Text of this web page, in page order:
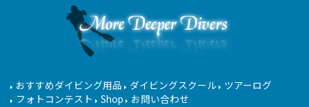
おすすめダイビング用品 ダイビングスクール ツアーログ
フォトコンテスト
Shop お問い合わせ